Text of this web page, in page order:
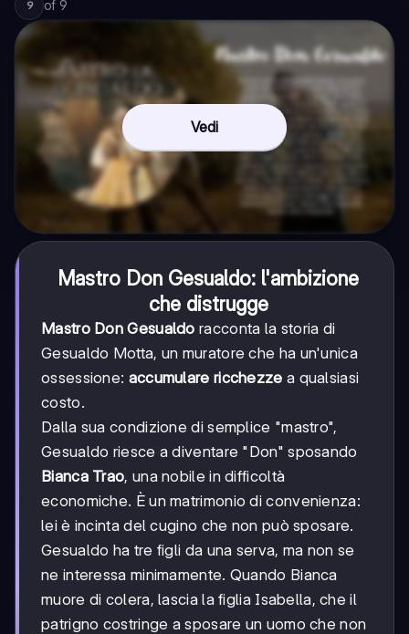
9 of 9
Vedi
Mastro Don Gesualdo: l'ambizione
che distrugge
Mastro Don Gesualdo racconta la storia di
Gesualdo Motta, un muratore che ha un'unica
ossessione: accumulare ricchezze a qualsiasi
costo.
Dalla sua condizione di semplice "mastro",
Gesualdo riesce a diventare "Don" sposando
Bianca Trao, una nobile in difficoltà
economiche. È un matrimonio di convenienza:
lei è incinta del cugino che non può sposare.
Gesualdo ha tre figli da una serva, ma non se
ne interessa minimamente. Quando Bianca
muore di colera, lascia la figlia Isabella, che il
patrigno costringe a sposare un uomo che non